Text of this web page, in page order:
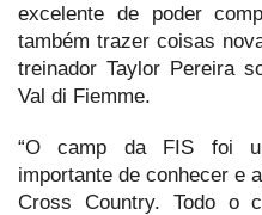
excelente de poder
também trazer coisas
treinador Taylor Pereira
Val di Fiemme.
“O camp da FIS foi
importante de conhecer e
Cross Country. Todo o